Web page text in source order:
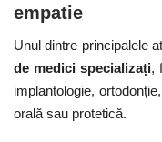
empatie
Unul dintre principalele
de medici specializați,
implantologie,
orală sau protetică.